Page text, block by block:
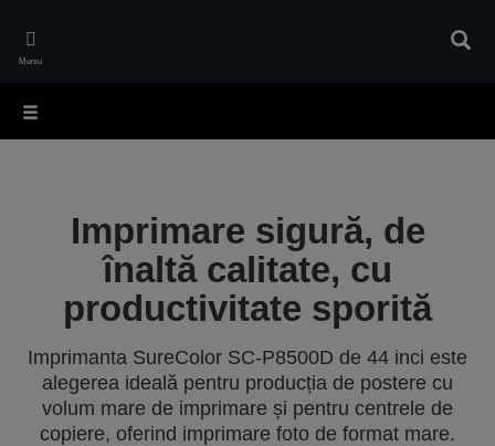
main
Meniu
Imprimare sigură, de
înaltă calitate, cu
productivitate sporită
Imprimanta SureColor SC-P8500D de 44 inci este
alegerea ideală pentru producția de postere cu
volum mare de imprimare și pentru centrele de
copiere, oferind imprimare foto de format mare.